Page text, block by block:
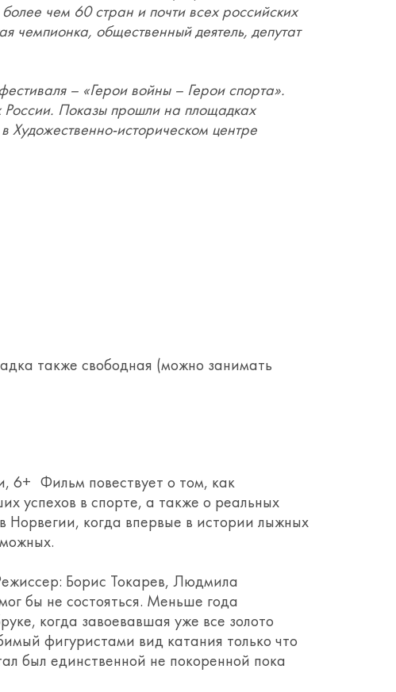
чем 60 стран и почти всех российских
чемпионка, общественный деятель, депутат
– «Герои войны – Герои спорта».
России. Показы прошли на площадках
Художественно-историческом центре
также свободная (можно занимать
6+ Фильм повествует о том, как
успехов в спорте, а также о реальных
когда впервые в истории лыжных
Борис Токарев, Людмила
бы не состояться. Меньше года
когда завоевавшая уже все золото
фигуристами вид катания только что
был единственной не покоренной пока